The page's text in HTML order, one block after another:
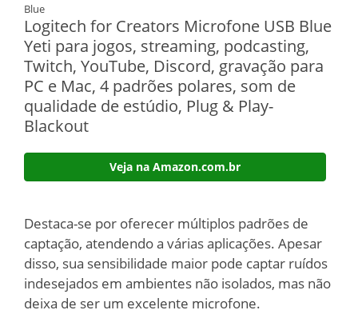
Blue
Logitech for Creators Microfone USB Blue
Yeti para jogos, streaming, podcasting,
Twitch, YouTube, Discord, gravação para
PC e Mac, 4 padrões polares, som de
qualidade de estúdio, Plug & Play-
Blackout
Veja na Amazon.com.br
Destaca-se por oferecer múltiplos padrões de
captação, atendendo a várias aplicações. Apesar
disso, sua sensibilidade maior pode captar ruídos
indesejados em ambientes não isolados, mas não
deixa de ser um excelente microfone.